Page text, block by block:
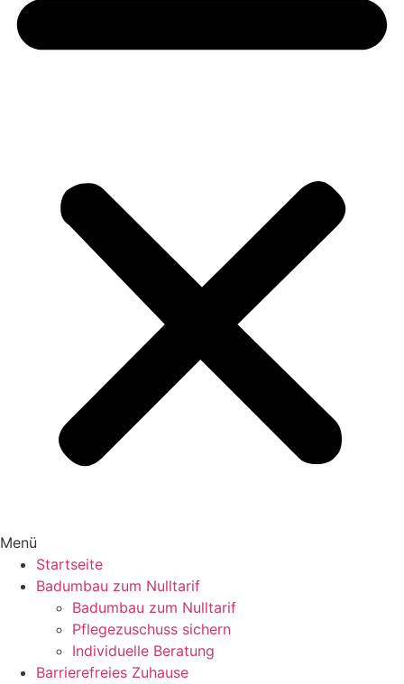
Menü
Startseite
Badumbau zum Nulltarif
Badumbau zum Nulltarif
Pflegezuschuss sichern
Individuelle Beratung
Barrierefreies Zuhause